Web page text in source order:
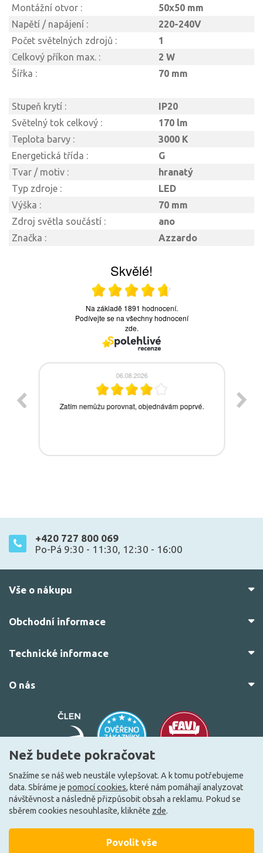
Montážní otvor :
50x50 mm
Napětí / napájení :
220-240V
Počet světelných zdrojů :
1
Celkový příkon max. :
2 W
Šířka :
70 mm
Stupeň krytí :
IP20
Světelný tok celkový :
170 lm
Teplota barvy :
3000 K
Energetická třída :
G
Tvar / motiv :
hranatý
Typ zdroje :
LED
Výška :
70 mm
Zdroj světla součástí :
ano
Značka :
Azzardo
+420 727 800 069
Po-Pá 9:30 - 11:30, 12:30 - 16:00
Vše o nákupu
Obchodní informace
Technické informace
O nás
© 2010–2026 Všechna práva vyhrazena. žárovky.cz
VytvořiloFEO.cz
Než budete pokračovat
Snažíme se náš web neustále vylepšovat. A k tomu potřebujeme
data. Sbíráme je pomocí cookies, které nám pomáhají analyzovat
návštěvnost a následně přizpůsobit obsah a reklamu. Pokud se
sběrem cookies nesouhlasíte, klikněte zde.
Povolit vše